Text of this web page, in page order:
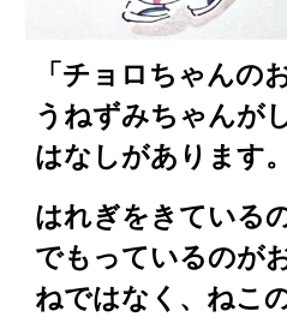
「チョロ ちゃんの
うねずみちゃんが
はなしがあります。
はれぎをきている
でもっているのが
ねではなく、 ねこ